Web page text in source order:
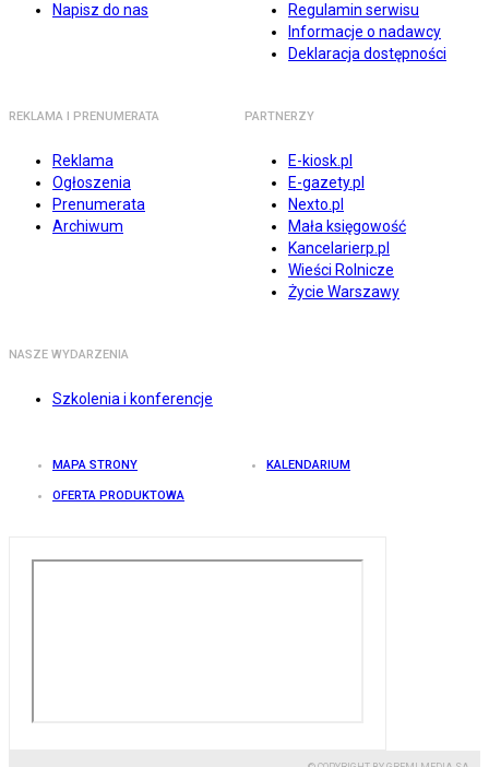
Napisz do nas
Regulamin serwisu
Informacje o nadawcy
Deklaracja dostępności
REKLAMA I PRENUMERATA
Reklama
Ogłoszenia
Prenumerata
Archiwum
PARTNERZY
E-kiosk.pl
E-gazety.pl
Nexto.pl
Mała księgowość
Kancelarierp.pl
Wieści Rolnicze
Życie Warszawy
NASZE WYDARZENIA
Szkolenia i konferencje
MAPA STRONY KALENDARIUM
OFERTA PRODUKTOWA